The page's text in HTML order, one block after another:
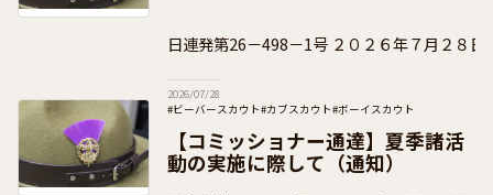
日連発第26－498－1号 ２０２６年７月２８日 ボーイスカウト都
2026/07/28
#ビーバースカウト#カブスカウト#ボーイスカウト
#ベンチャースカウト
#ローバースカウト#団運営 #加盟員向け
【コミッショナー通達】夏季諸活
動の実施に際して（通知）